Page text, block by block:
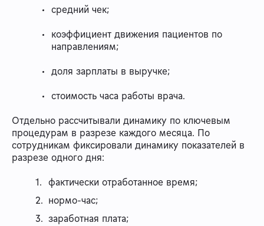
средний чек;
коэффициент движения пациентов по
направлениям;
доля зарплаты в выручке;
стоимость часа работы врача.
Отдельно рассчитывали динамику по ключевым
процедурам в разрезе каждого месяца. По
сотрудникам фиксировали динамику показателей в
разрезе одного дня:
фактически отработанное время;
нормо-час;
заработная плата;